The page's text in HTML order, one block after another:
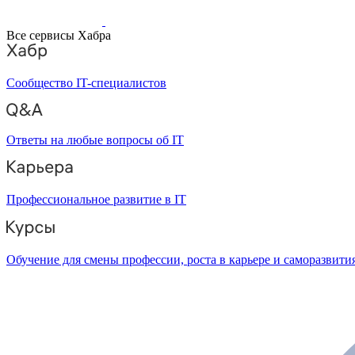
Все сервисы Хабра
Сообщество IT-специалистов
Ответы на любые вопросы об IT
Профессиональное развитие в IT
Обучение для смены профессии, роста в карьере и